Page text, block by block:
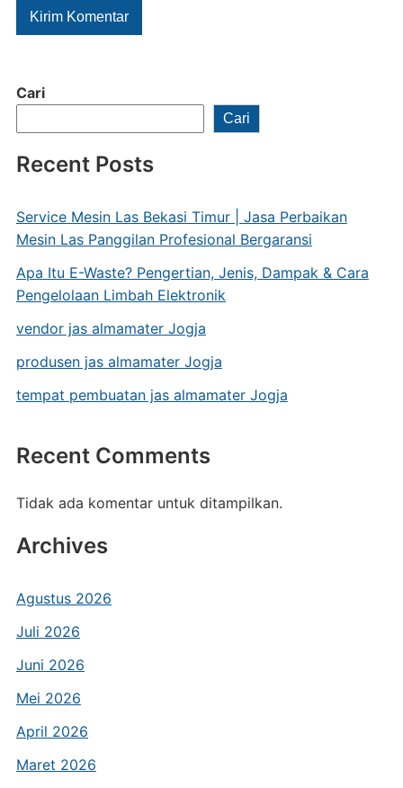
Cari
Cari
Recent Posts
Service Mesin Las Bekasi Timur | Jasa Perbaikan
Mesin Las Panggilan Profesional Bergaransi
Apa Itu E-Waste? Pengertian, Jenis, Dampak & Cara
Pengelolaan Limbah Elektronik
vendor jas almamater Jogja
produsen jas almamater Jogja
tempat pembuatan jas almamater Jogja
Recent Comments
Tidak ada komentar untuk ditampilkan.
Archives
Agustus 2026
Juli 2026
Juni 2026
Mei 2026
April 2026
Maret 2026